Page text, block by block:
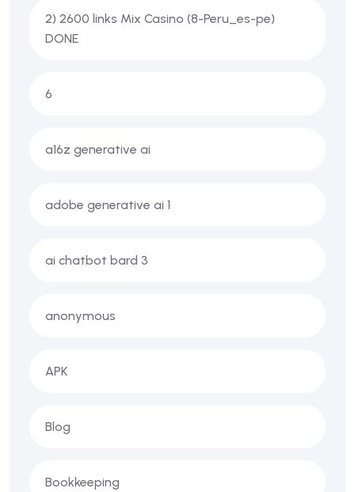
2) 2600 links Mix Casino (8-Peru_es-pe)
DONE
6
a16z generative ai
adobe generative ai 1
ai chatbot bard 3
anonymous
APK
Blog
Bookkeeping